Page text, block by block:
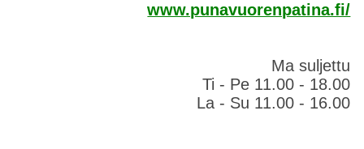
www.punavuorenpatina.fi/
Ma suljettu
Ti - Pe 11.00 - 18.00
La - Su 11.00 - 16.00